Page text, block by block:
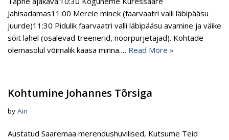
Jahisadamas11:00 Merele minek (faarvaatri valli läbipääsu
juurde)11:30 Pidulik faarvaatri valli läbipääsu avamine ja väike
sõit lahel (osalevad treenerid, noorpurjetajad). Kohtade
olemasolul võimalik kaasa minna.… Read More »
Kohtumine Johannes Tõrsiga
by Airi
Austatud Saaremaa merendushuvilised, Kutsume Teid